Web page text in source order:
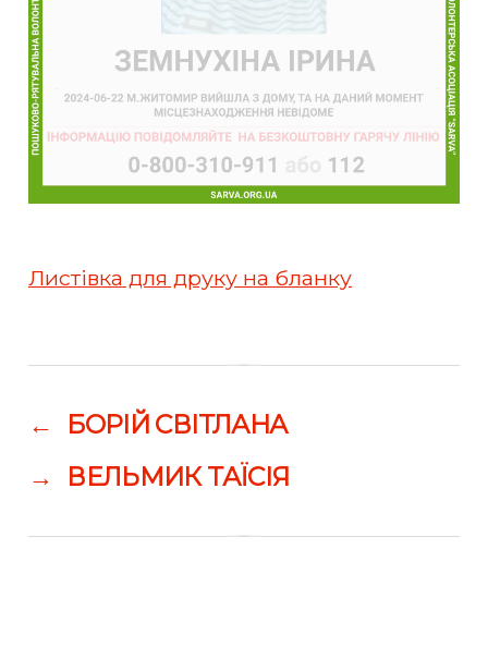
Листівка для друку на бланку
←
БОРІЙ СВІТЛАНА
→
ВЕЛЬМИК ТАЇСІЯ